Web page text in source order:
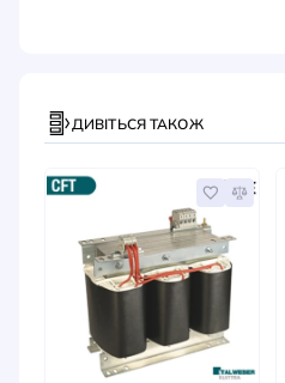
ДИВІТЬСЯ ТАКОЖ